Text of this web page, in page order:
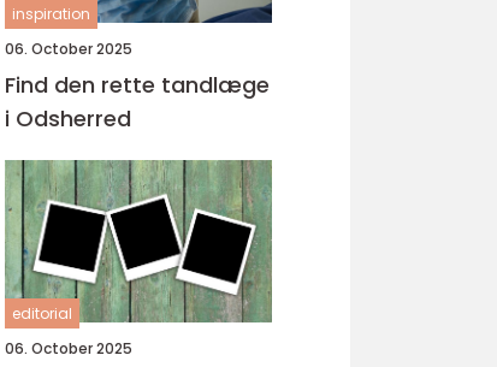
inspiration
06. October 2025
Find den rette tandlæge
i Odsherred
editorial
06. October 2025